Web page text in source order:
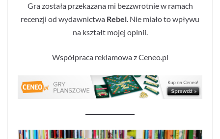
Gra została przekazana mi bezzwrotnie w ramach
recenzji od wydawnictwa Rebel . Nie miało to wpływu
na kształt mojej opinii.
Współpraca reklamowa z Ceneo.pl